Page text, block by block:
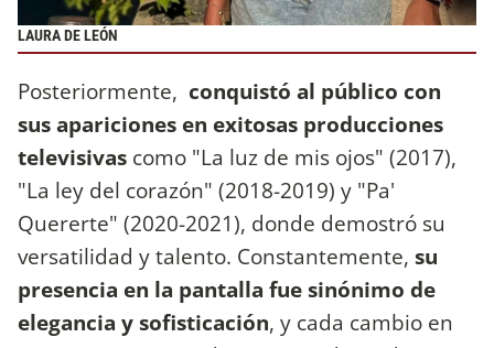
LAURA DE LEÓN
Posteriormente, conquistó al público con
sus apariciones en exitosas producciones
televisivas como "La luz de mis ojos" (2017),
"La ley del corazón" (2018-2019) y "Pa'
Quererte" (2020-2021), donde demostró su
versatilidad y talento. Constantemente, su
presencia en la pantalla fue sinónimo de
elegancia y sofisticación, y cada cambio en